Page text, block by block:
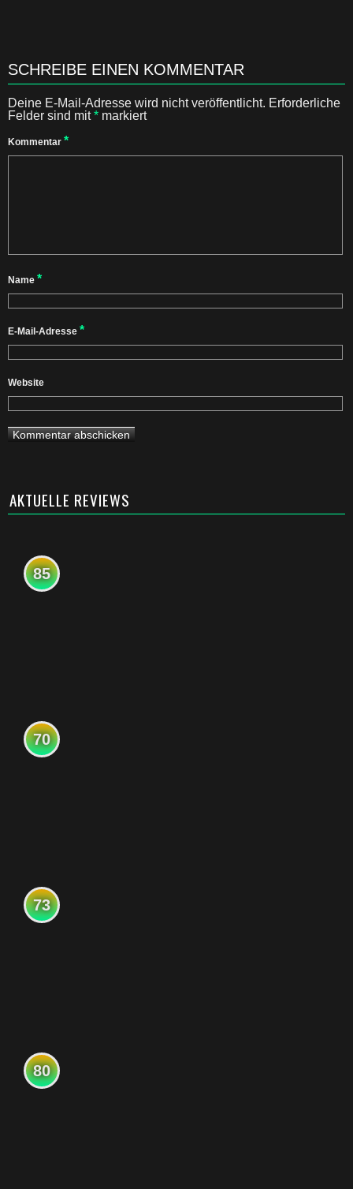
SCHREIBE EINEN KOMMENTAR
Deine E-Mail-Adresse wird nicht veröffentlicht. Erforderliche
Felder sind mit* markiert
Kommentar *
Name *
E-Mail-Adresse *
Website
AKTUELLE REVIEWS
85
70
73
80